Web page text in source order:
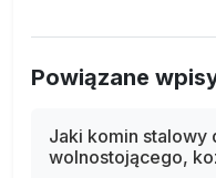
Powiązane
Jaki komin stalowy
wolnostojącego,